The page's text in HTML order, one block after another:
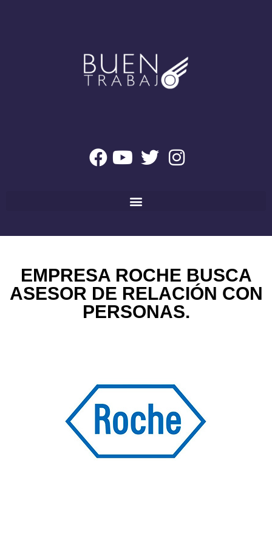
EMPRESA ROCHE BUSCA
ASESOR DE RELACIÓN CON
PERSONAS.